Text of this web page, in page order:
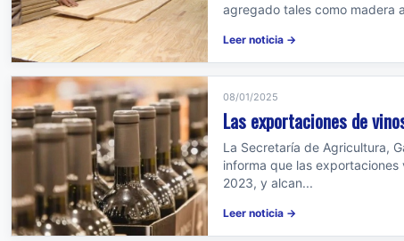
agregado tales como madera
Leer noticia →
08/01/2025
Las exportaciones de
La Secretaría de Agricultura,
informa que las
2023, y alcan...
Leer noticia →